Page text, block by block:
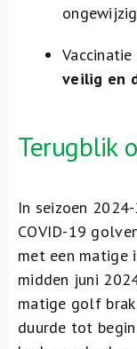
veilig en
Terugblik
In seizoen
COVID-19
met een matige
midden juni
matige golf
duurde tot